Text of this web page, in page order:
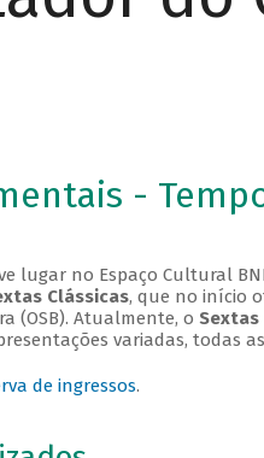
-
lugar no Espaço Cultural
Clássicas, que no início
(OSB). Atualmente, o Sextas
variadas, todas as
de ingressos.